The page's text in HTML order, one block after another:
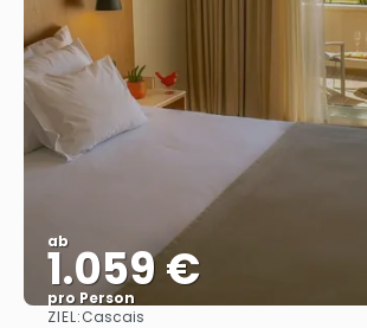
ab
1.059 €
pro Person
ZIEL:Cascais